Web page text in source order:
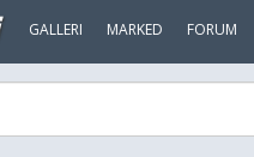
GALLERI MARKED FORUM